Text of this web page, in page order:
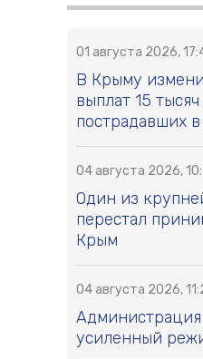
01 августа 2026,
В Крыму
выплат 15
пострадавших
04 августа 2026,
Один из
перестал
Крым
04 августа 2026,
усиленный